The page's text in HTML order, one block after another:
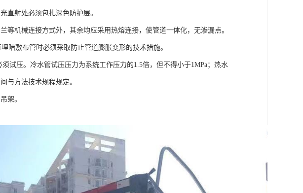
直射处必须包扎深色防护层。
等机械连接方式外，其余均应采用热熔连接，使管道一体化，无渗漏点。
暗敷布管时必须采取防止管道膨胀变形的技术措施。
试压。冷水管试压压力为系统工作压力的1.5倍，但不得小于1MPa；热水
与方法技术规程规定。
架。